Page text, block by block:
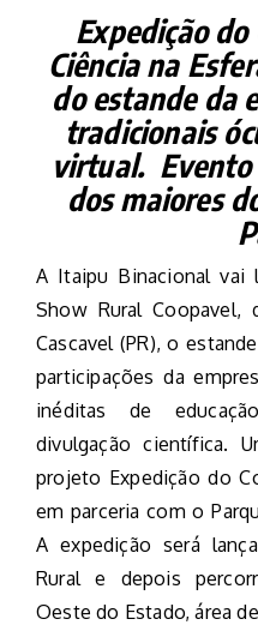
Expedição
Ciência na
do estande da
tradicionais
virtual. Evento
dos maiores
A Itaipu Binacional vai
Show Rural
Cascavel (PR), o
participações da
inéditas de
divulgação científica.
projeto Expedição do
em parceria com o
A expedição será
Rural e depois
Oeste do Estado, área